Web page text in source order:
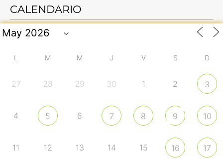
CALENDARIO
L M M J V S D
27 28 29 30 1 2 3
4 5 6 7 8 9 10
11 12 13 14 15 16 17